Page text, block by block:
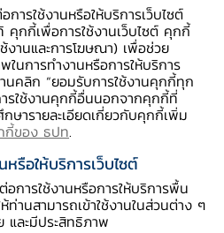
ำนวยการอาวุโส ฝ่าย
ณกษิดิศ ตันสงวน รองผู้
ธศาสตร์องค์กร
ระเด็นการใช้สินทรัพย์
ค้าและบริการ ให้กับ
สโมสร อาคารสำนักงาน
ารใช้งานหรือให้บริการเว็บไซต์
กกี้เพื่อการใช้งานเว็บไซต์ คุกกี้
งานและการโฆษณา) เพื่อช่วย
นการทำงานหรือการให้บริการ
นคลิก “ยอมรับการใช้งานคุกกี้ทุก
รใช้งานคุกกี้อื่นนอกจากคุกกี้ที่
ษารายละเอียดเกี่ยวกับคุกกี้เพิ่ม
กี้ของ ธปท.
รือให้บริการเว็บไซต์
การใช้งานหรือการให้บริการพื้น
านสามารถเข้าใช้งานในส่วนต่าง ๆ
และมีประสิทธิภาพ